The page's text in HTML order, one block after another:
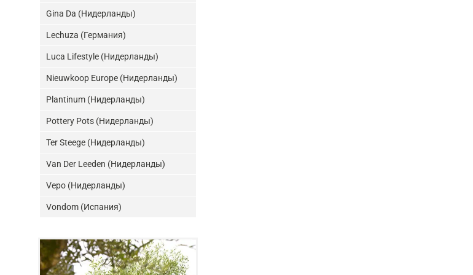
Gina Da (Нидерланды)
Lechuza (Германия)
Luca Lifestyle (Нидерланды)
Nieuwkoop Europe (Нидерланды)
Plantinum (Нидерланды)
Pottery Pots (Нидерланды)
Ter Steege (Нидерланды)
Van Der Leeden (Нидерланды)
Vepo (Нидерланды)
Vondom (Испания)